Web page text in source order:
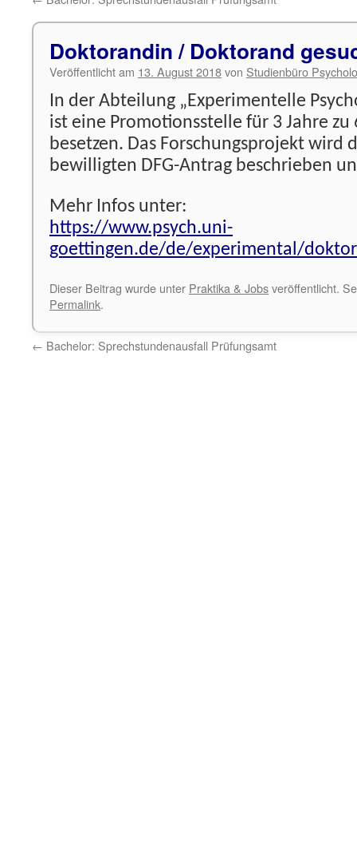
Doktorandin / Doktorand
Veröffentlicht am 13. August 2018von Studienbüro
In der Abteilung „Experimentelle
ist eine Promotionsstelle für 3 Jahre zu
besetzen. Das Forschungsprojekt wird
bewilligten DFG-Antrag beschrieben
Mehr Infos unter:
https://www.psych.uni-
goettingen.de/de/experimental/
Dieser Beitrag wurde unter Praktika & Jobsveröffentlicht.
Permalink.
← Bachelor: Sprechstundenausfall Prüfungsamt